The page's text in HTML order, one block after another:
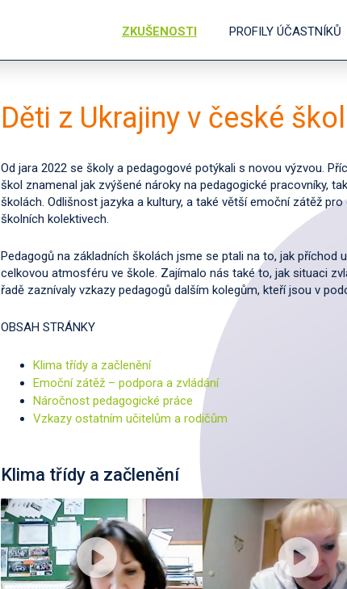
ZKUŠENOSTI PROFILY ÚČASTNÍKŮ
Děti z Ukrajiny v české
Od jara 2022 se školy a pedagogové potýkali s novou výzvou.
škol znamenal jak zvýšené nároky na pedagogické pracovníky,
školách. Odlišnost jazyka a kultury, a také větší emoční zátěž
školních kolektivech.
Pedagogů na základních školách jsme se ptali na to, jak příchod
celkovou atmosféru ve škole. Zajímalo nás také to, jak situaci
řadě zaznívaly vzkazy pedagogů dalším kolegům, kteří jsou v
OBSAH STRÁNKY
Klima třídy a začlenění
Emoční zátěž – podpora a zvládání
Náročnost pedagogické práce
Vzkazy ostatním učitelům a rodičům
Klima třídy a začlenění